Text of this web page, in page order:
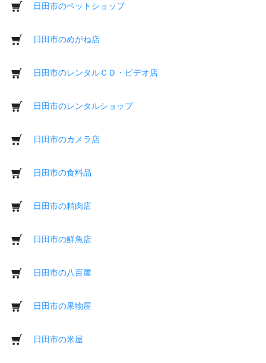
日田市のペットショップ
日田市のめがね店
日田市のレンタルＣＤ・ビデオ店
日田市のレンタルショップ
日田市のカメラ店
日田市の食料品
日田市の精肉店
日田市の鮮魚店
日田市の八百屋
日田市の果物屋
日田市の米屋